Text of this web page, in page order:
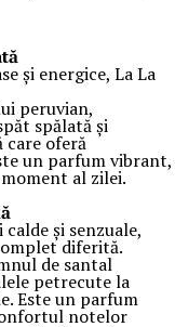
și energice, La La
peruvian,
spălată și
care oferă
un parfum vibrant,
al zilei.
și senzuale,
diferită.
de santal
petrecute la
Este un parfum
notelor